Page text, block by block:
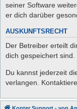
seiner Software
er dich darüber
AUSKUNFTSRECHT
Der Betreiber erteilt
dich gespeichert sind.
Du kannst jederzeit
verlangen.